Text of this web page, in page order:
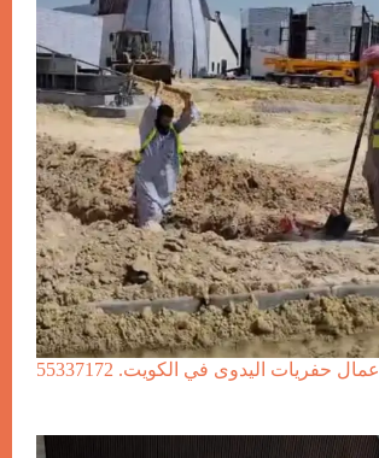
أعمال حفريات اليدوى في الكويت. 55337172